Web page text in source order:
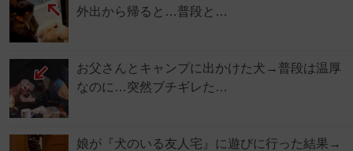
外出から帰ると…普段と…
お父さんとキャンプに出かけた犬→普段は温厚
なのに…突然ブチギレた…
娘が『犬のいる友人宅』に遊びに行った結果→